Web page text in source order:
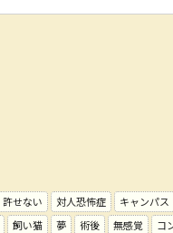
許せない 対人恐怖症 キャンパス
飼い猫 夢 術後 無感覚 コ